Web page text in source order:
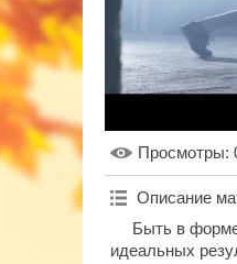
Просмотры:
Описание
Быть в
идеальных